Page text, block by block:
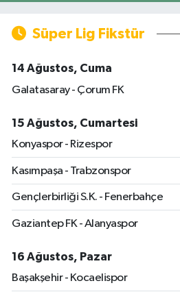
Süper Lig Fikstür
14 Ağustos, Cuma
Galatasaray - Çorum FK
15 Ağustos, Cumartesi
Konyaspor - Rizespor
Kasımpaşa - Trabzonspor
Gençlerbirliği S.K. - Fenerbahçe
Gaziantep FK - Alanyaspor
16 Ağustos, Pazar
Başakşehir - Kocaelispor